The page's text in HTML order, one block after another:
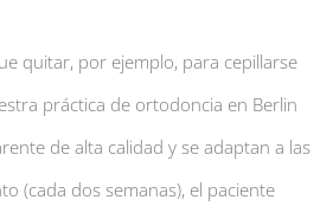
quitar, por ejemplo, para cepillarse
práctica de ortodoncia en Berlin
de alta calidad y se adaptan a las
(cada dos semanas), el paciente